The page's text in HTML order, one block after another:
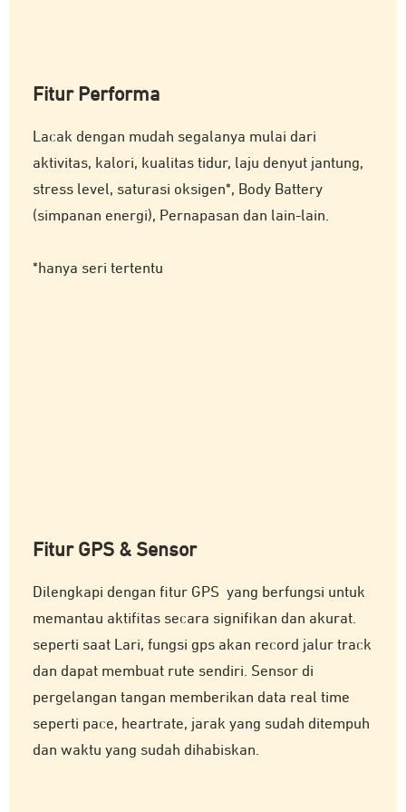
Fitur Performa
Lacak dengan mudah segalanya mulai dari
aktivitas, kalori, kualitas tidur, laju denyut jantung,
stress level, saturasi oksigen*, Body Battery
(simpanan energi), Pernapasan dan lain-lain.
*hanya seri tertentu
Fitur GPS & Sensor
Dilengkapi dengan fitur GPS yang berfungsi untuk
memantau aktifitas secara signifikan dan akurat.
seperti saat Lari, fungsi gps akan record jalur track
dan dapat membuat rute sendiri. Sensor di
pergelangan tangan memberikan data real time
seperti pace, heartrate, jarak yang sudah ditempuh
dan waktu yang sudah dihabiskan.